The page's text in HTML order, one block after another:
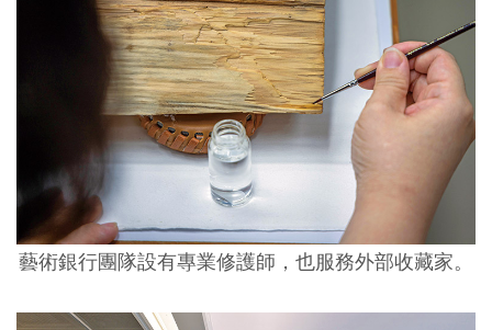
藝術銀行團隊設有專業修護師，也服務外部收藏家。